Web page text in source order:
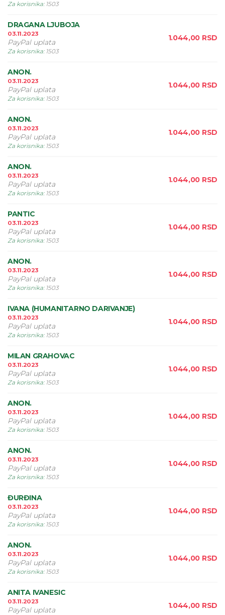
Za korisnika: 1503
DRAGANA LJUBOJA
03.11.2023
PayPal uplata
Za korisnika: 1503
1.044,00 RSD
ANON.
03.11.2023
PayPal uplata
Za korisnika: 1503
1.044,00 RSD
ANON.
03.11.2023
PayPal uplata
Za korisnika: 1503
1.044,00 RSD
ANON.
03.11.2023
PayPal uplata
Za korisnika: 1503
1.044,00 RSD
PANTIC
03.11.2023
PayPal uplata
Za korisnika: 1503
1.044,00 RSD
ANON.
03.11.2023
PayPal uplata
Za korisnika: 1503
1.044,00 RSD
IVANA (HUMANITARNO DARIVANJE)
03.11.2023
PayPal uplata
Za korisnika: 1503
1.044,00 RSD
MILAN GRAHOVAC
03.11.2023
PayPal uplata
Za korisnika: 1503
1.044,00 RSD
ANON.
03.11.2023
PayPal uplata
Za korisnika: 1503
1.044,00 RSD
ANON.
03.11.2023
PayPal uplata
Za korisnika: 1503
1.044,00 RSD
ĐURĐINA
03.11.2023
PayPal uplata
Za korisnika: 1503
1.044,00 RSD
ANON.
03.11.2023
PayPal uplata
Za korisnika: 1503
1.044,00 RSD
ANITA IVANESIC
03.11.2023
PayPal uplata 1.044,00 RSD